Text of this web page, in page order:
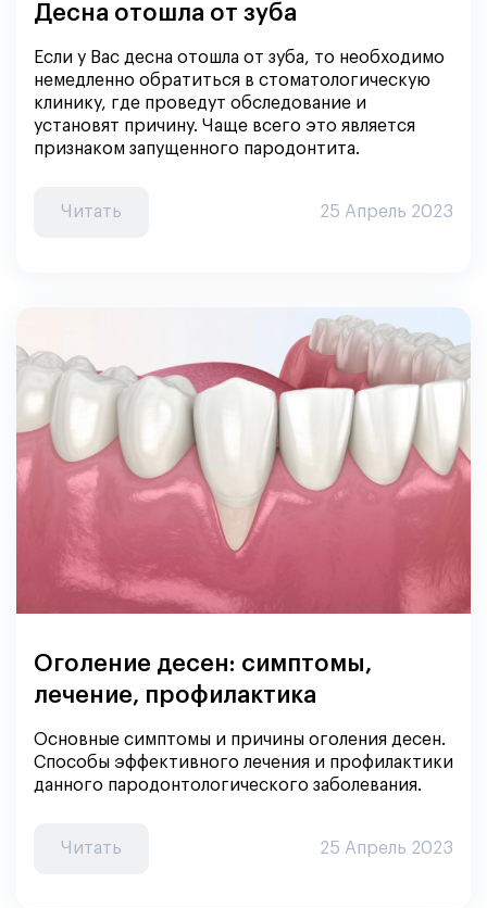
Десна отошла от зуба
Если у Вас десна отошла от зуба, то необходимо
немедленно обратиться в стоматологическую
клинику, где проведут обследование и
установят причину. Чаще всего это является
признаком запущенного пародонтита.
Читать 25 Апрель 2023
Оголение десен: симптомы,
лечение, профилактика
Основные симптомы и причины оголения десен.
Способы эффективного лечения и профилактики
данного пародонтологического заболевания.
Читать 25 Апрель 2023